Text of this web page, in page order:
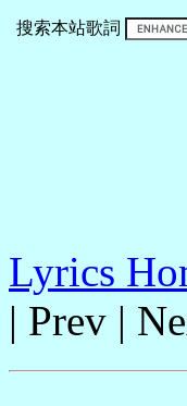
搜索本站歌詞
Lyrics
| Prev |